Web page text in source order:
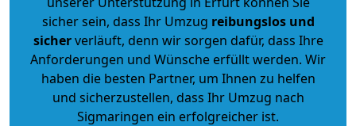
sicher sein, dass Ihr Umzug reibungslos und
sicherverläuft, denn wir sorgen dafür, dass Ihre
Anforderungen und Wünsche erfüllt werden. Wir
haben die besten Partner, um Ihnen zu helfen
und sicherzustellen, dass Ihr Umzug nach
Sigmaringen ein erfolgreicher ist.